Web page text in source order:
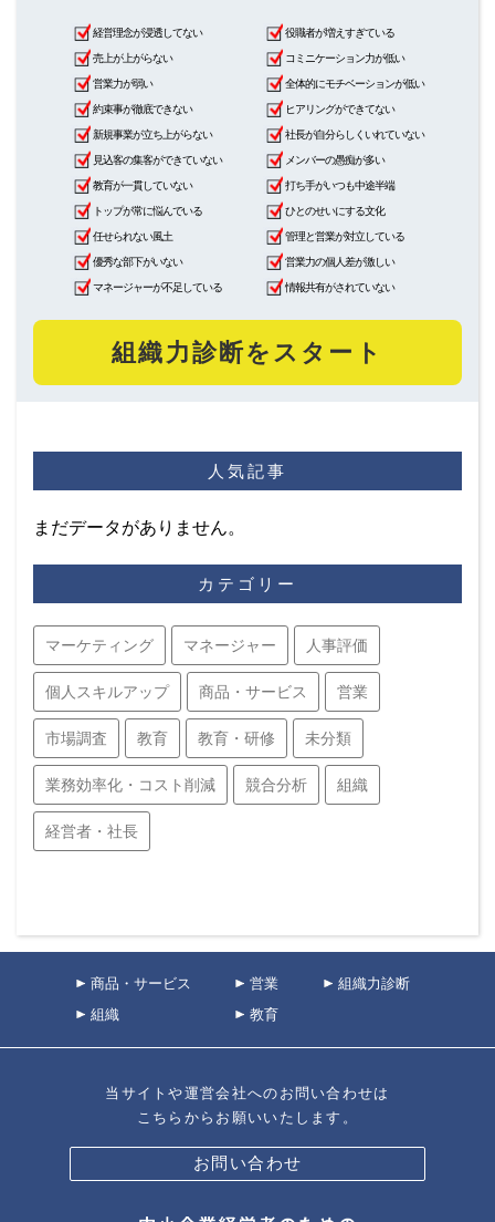
経営理念が浸透してない
売上が上がらない
営業力が弱い
約束事が徹底できない
新規事業が立ち上がらない
見込客の集客ができていない
教育が一貫していない
トップが常に悩んでいる
任せられない風土
優秀な部下がいない
マネージャーが不足している
役職者が増えすぎている
コミニケーション力が低い
全体的にモチベーションが低い
ヒアリングができてない
社長が自分らしくいれていない
メンバーの愚痴が多い
打ち手がいつも中途半端
ひとのせいにする文化
管理と営業が対立している
営業力の個人差が激しい
情報共有がされていない
組織力診断をスタート
人気記事
まだデータがありません。
カテゴリー
マーケティング マネージャー 人事評価
個人スキルアップ 商品・サービス 営業
市場調査 教育 教育・研修 未分類
業務効率化・コスト削減 競合分析 組織
経営者・社長
商品・サービス 営業
組織力診断
組織
教育
当サイトや運営会社へのお問い合わせは
こちらからお願いいたします。
お問い合わせ